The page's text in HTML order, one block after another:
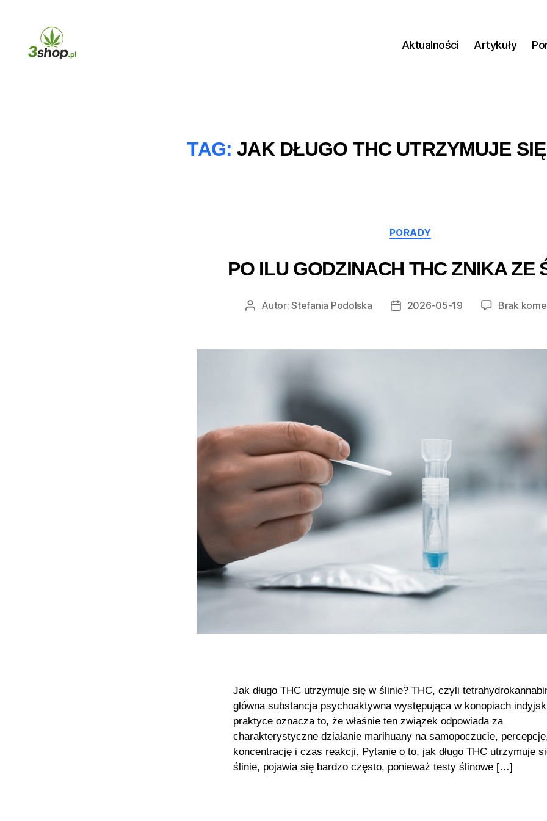
Aktualności Artykuły
TAG: JAK DŁUGO THC UTRZYMUJE
Kategorie
PORADY
PO ILU GODZINACH THC ZNIKA ZE
AutorAutor:Stefania Podolska
Data2026-05-19 Brak
Jak długo THC utrzymuje się w ślinie? THC, czyli
główna substancja psychoaktywna występująca w konopiach
praktyce oznacza to, że właśnie ten związek odpowiada za
charakterystyczne działanie marihuany na samopoczucie,
koncentrację i czas reakcji. Pytanie o to, jak długo THC utrzymuje
ślinie, pojawia się bardzo często, ponieważ testy ślinowe […]